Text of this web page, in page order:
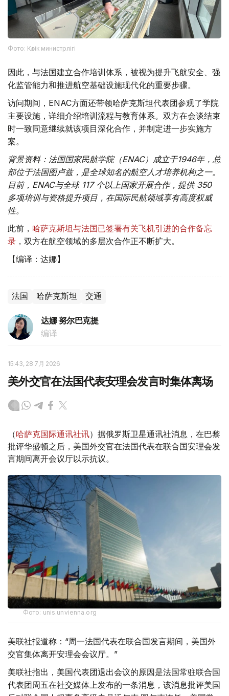
Фото: Көлік министрлігі
因此，与法国建立合作培训体系，被视为提升飞航安全、强
化监管能力和推进航空基础设施现代化的重要步骤。
访问期间，ENAC方面还带领哈萨克斯坦代表团参观了学院
主要设施，详细介绍培训流程与教育体系。双方在会谈结束
时一致同意继续就该项目深化合作，并制定进一步实施方
案。
背景资料：法国国家民航学院（ENAC）成立于1946年，总
部位于法国图卢兹，是全球知名的航空人才培养机构之一。
目前，ENAC与全球 117 个以上国家开展合作，提供 350
多项培训与资格提升项目，在国际民航领域享有高度权威
性。
此前， 哈萨克斯坦与法国已签署有关飞机引进的合作备忘
录 ，双方在航空领域的多层次合作正不断扩大。
【编译：达娜】
法国 哈萨克斯坦 交通
达娜 努尔巴克提
编译
15:43, 28 7月 2026
美外交官在法国代表安理会发言时集体离场
（哈萨克国际通讯社讯）据俄罗斯卫星通讯社消息，在巴黎
批评华盛顿之后，美国外交官在法国代表在联合国安理会发
言期间离开会议厅以示抗议。
Фото: unis.unvienna.org
美联社报道称：“周一法国代表在联合国发言期间，美国外
交官集体离开安理会会议厅。”
美联社指出，美国代表团退出会议的原因是法国常驻联合国
代表团周五在社交媒体上发布的一条消息，该消息批评美国